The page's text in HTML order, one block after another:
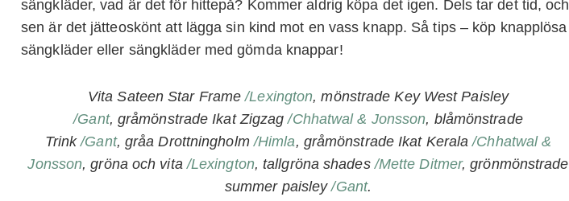
sängkläder, vad är det för hittepå? Kommer aldrig köpa det igen. Dels tar det tid, och
sen är det jätteoskönt att lägga sin kind mot en vass knapp. Så tips – köp knapplösa
sängkläder eller sängkläder med gömda knappar!
Vita Sateen Star Frame/Lexington, mönstrade Key West Paisley
/Gant, gråmönstrade Ikat Zigzag/Chhatwal & Jonsson, blåmönstrade
Trink/Gant, gråa Drottningholm/Himla, gråmönstrade Ikat Kerala/Chhatwal &
Jonsson, gröna och vita/Lexington, tallgröna shades/Mette Ditmer, grönmönstrade
summer paisley/Gant.